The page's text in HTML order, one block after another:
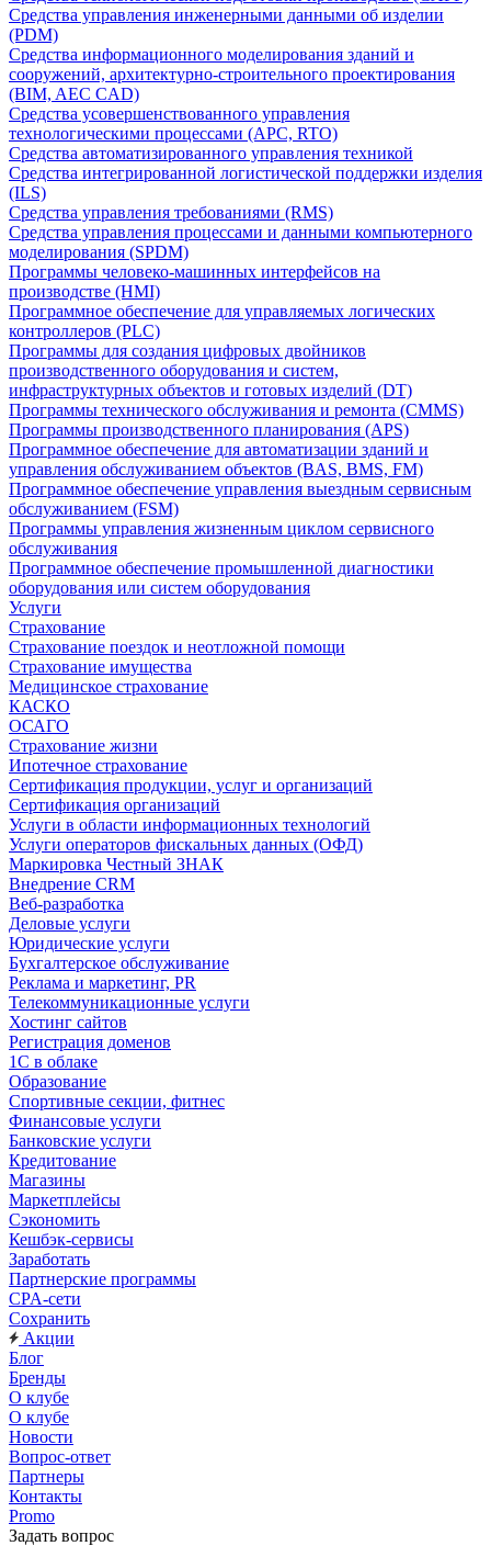
Средства управления инженерными данными об изделии
(PDM)
Средства информационного моделирования зданий и
сооружений, архитектурно-строительного проектирования
(BIM, AEC CAD)
Средства усовершенствованного управления
технологическими процессами (APC, RTO)
Средства автоматизированного управления техникой
Средства интегрированной логистической поддержки изделия
(ILS)
Средства управления требованиями (RMS)
Средства управления процессами и данными компьютерного
моделирования (SPDM)
Программы человеко-машинных интерфейсов на
производстве (HMI)
Программное обеспечение для управляемых логических
контроллеров (PLC)
Программы для создания цифровых двойников
производственного оборудования и систем,
инфраструктурных объектов и готовых изделий (DT)
Программы технического обслуживания и ремонта (CMMS)
Программы производственного планирования (APS)
Программное обеспечение для автоматизации зданий и
управления обслуживанием объектов (BAS, BMS, FM)
Программное обеспечение управления выездным сервисным
обслуживанием (FSM)
Программы управления жизненным циклом сервисного
обслуживания
Программное обеспечение промышленной диагностики
оборудования или систем оборудования
Услуги
Страхование
Страхование поездок и неотложной помощи
Страхование имущества
Медицинское страхование
КАСКО
ОСАГО
Страхование жизни
Ипотечное страхование
Сертификация продукции, услуг и организаций
Сертификация организаций
Услуги в области информационных технологий
Услуги операторов фискальных данных (ОФД)
Маркировка Честный ЗНАК
Внедрение CRM
Веб-разработка
Деловые услуги
Юридические услуги
Бухгалтерское обслуживание
Реклама и маркетинг, PR
Телекоммуникационные услуги
Хостинг сайтов
Регистрация доменов
1С в облаке
Образование
Спортивные секции, фитнес
Финансовые услуги
Банковские услуги
Кредитование
Магазины
Маркетплейсы
Сэкономить
Кешбэк-сервисы
Заработать
Партнерские программы
CPA-сети
Сохранить
Акции
Блог
Бренды
О клубе
О клубе
Новости
Вопрос-ответ
Партнеры
Контакты
Promo
Задать вопрос